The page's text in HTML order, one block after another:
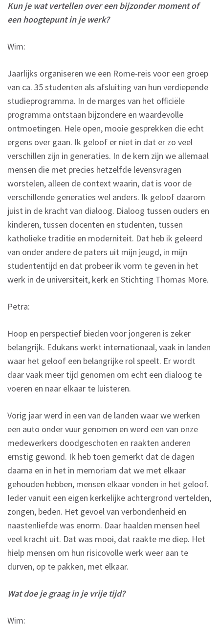
Kun je wat vertellen over een bijzonder moment of
een hoogtepunt in je werk?
Wim:
Jaarlijks organiseren we een Rome-reis voor een groep
van ca. 35 studenten als afsluiting van hun verdiepende
studieprogramma. In de marges van het officiële
programma ontstaan bijzondere en waardevolle
ontmoetingen. Hele open, mooie gesprekken die echt
ergens over gaan. Ik geloof er niet in dat er zo veel
verschillen zijn in generaties. In de kern zijn we allemaal
mensen die met precies hetzelfde levensvragen
worstelen, alleen de context waarin, dat is voor de
verschillende generaties wel anders. Ik geloof daarom
juist in de kracht van dialoog. Dialoog tussen ouders en
kinderen, tussen docenten en studenten, tussen
katholieke traditie en moderniteit. Dat heb ik geleerd
van onder andere de paters uit mijn jeugd, in mijn
studententijd en dat probeer ik vorm te geven in het
werk in de universiteit, kerk en Stichting Thomas More.
Petra:
Hoop en perspectief bieden voor jongeren is zeker
belangrijk. Edukans werkt internationaal, vaak in landen
waar het geloof een belangrijke rol speelt. Er wordt
daar vaak meer tijd genomen om echt een dialoog te
voeren en naar elkaar te luisteren.
Vorig jaar werd in een van de landen waar we werken
een auto onder vuur genomen en werd een van onze
medewerkers doodgeschoten en raakten anderen
ernstig gewond. Ik heb toen gemerkt dat de dagen
daarna en in het in memoriam dat we met elkaar
gehouden hebben, mensen elkaar vonden in het geloof.
Ieder vanuit een eigen kerkelijke achtergrond vertelden,
zongen, beden. Het gevoel van verbondenheid en
naastenliefde was enorm. Daar haalden mensen heel
veel kracht uit. Dat was mooi, dat raakte me diep. Het
hielp mensen om hun risicovolle werk weer aan te
durven, op te pakken, met elkaar.
Wat doe je graag in je vrije tijd?
Wim: